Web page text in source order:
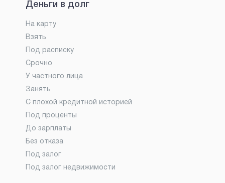
Деньги в долг
На карту
Взять
Под расписку
Срочно
У частного лица
Занять
С плохой кредитной историей
Под проценты
До зарплаты
Без отказа
Под залог
Под залог недвижимости